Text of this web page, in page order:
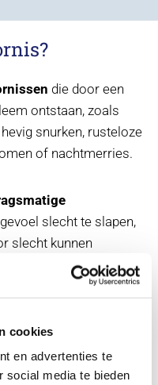
cookies
en advertenties te
social media te bieden
die door een
ontstaan, zoals
snurken, rusteloze
of nachtmerries.
slecht te slapen,
slecht kunnen
liggen door piekeren,
morgens niet uitgerust
hun oorsprong puur
een verstoorde